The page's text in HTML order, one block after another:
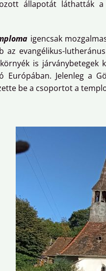
állapotát láthatták
igencsak
az evangélikus-
is
Európában. Jelenleg a
be a csoportot a